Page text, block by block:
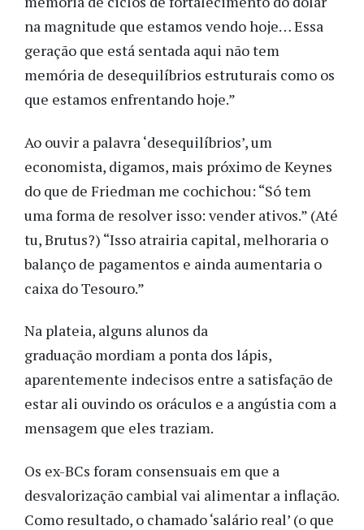
na magnitude que estamos vendo hoje… Essa
geração que está sentada aqui não tem
memória de desequilíbrios estruturais como os
que estamos enfrentando hoje.”
Ao ouvir a palavra ‘desequilíbrios’, um
economista, digamos, mais próximo de Keynes
do que de Friedman me cochichou: “Só tem
uma forma de resolver isso: vender ativos.” (Até
tu, Brutus?) “Isso atrairia capital, melhoraria o
balanço de pagamentos e ainda aumentaria o
caixa do Tesouro.”
Na plateia, alguns alunos da
graduação mordiam a ponta dos lápis,
aparentemente indecisos entre a satisfação de
estar ali ouvindo os oráculos e a angústia com a
mensagem que eles traziam.
Os ex-BCs foram consensuais em que a
desvalorização cambial vai alimentar a inflação.
Como resultado, o chamado ‘salário real’ (o que